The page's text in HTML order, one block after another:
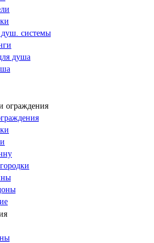
душ. системы
душа